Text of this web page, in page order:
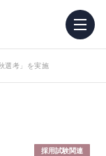
選考」を実施
採用試験関連